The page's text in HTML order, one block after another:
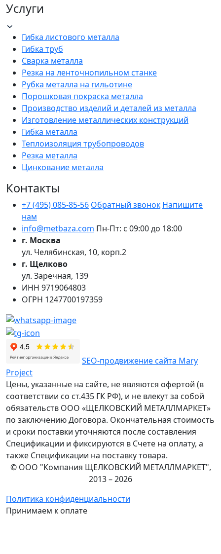
Услуги
Гибка листового металла
Гибка труб
Сварка металла
Резка на ленточнопильном станке
Рубка металла на гильотине
Порошковая покраска металла
Производство изделий и деталей из металла
Изготовление металлических конструкций
Гибка металла
Теплоизоляция трубопроводов
Резка металла
Цинкование металла
Контакты
+7 (495) 085-85-56 Обратный звонок Напишите
нам
info@metbaza.com Пн-Пт: с 09:00 до 18:00
г. Москва
ул. Челябинская, 10, корп.2
г. Щелково
ул. Заречная, 139
ИНН 9719064803
ОГРН 1247700197359
SEO-продвижение сайта Mary
Project
Цены, указанные на сайте, не являются офертой (в
соответствии со ст.435 ГК РФ), и не влекут за собой
обязательств ООО «ЩЕЛКОВСКИЙ МЕТАЛЛМАРКЕТ»
по заключению Договора. Окончательная стоимость
и сроки поставки уточняются после составления
Спецификации и фиксируются в Счете на оплату, а
также Спецификации на поставку товара.
© ООО "Компания ЩЕЛКОВСКИЙ МЕТАЛЛМАРКЕТ",
2013 – 2026
Политика конфиденциальности
Принимаем к оплате